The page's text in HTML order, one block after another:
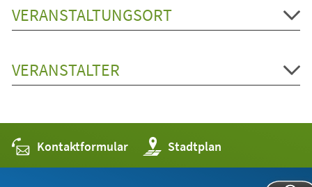
VERANSTALTUNGSORT
VERANSTALTER
Kontaktformular Stadtplan
(Öffnet
in
einem